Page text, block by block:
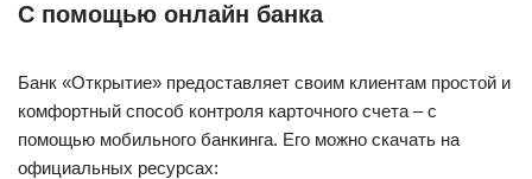
С помощью онлайн банка
Банк «Открытие» предоставляет своим клиентам простой и
комфортный способ контроля карточного счета – с
помощью мобильного банкинга. Его можно скачать на
официальных ресурсах: